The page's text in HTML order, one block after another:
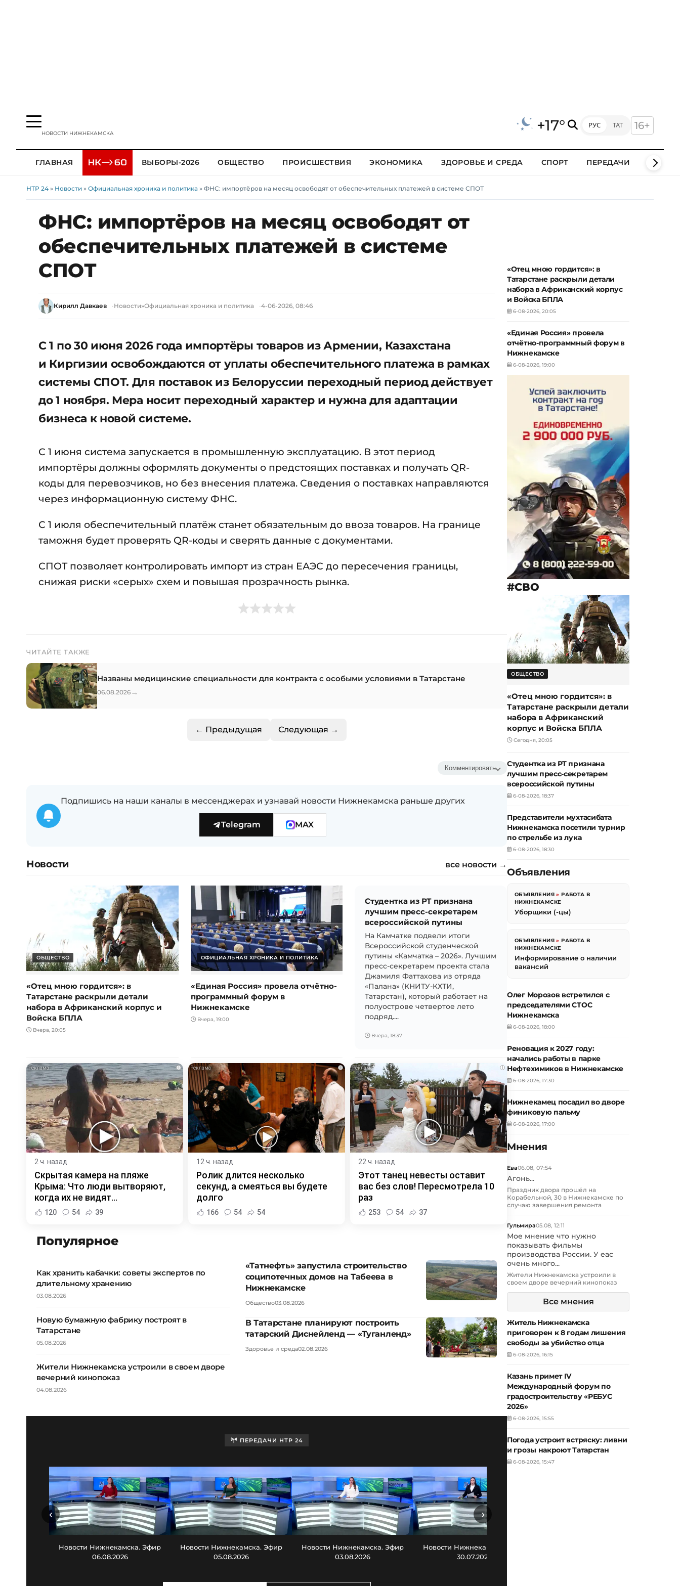
НОВОСТИ НИЖНЕКАМСКА +17° РУС ТАТ 16+
ГЛАВНАЯ ВЫБОРЫ-2026 ОБЩЕСТВО ПРОИСШЕСТВИЯ ЭКОНОМИКА ЗДОРОВЬЕ И СРЕДА СПОРТ ПЕРЕДАЧИ КЛИПЫ
НТР 24 » Новости » Официальная хроника и политика » ФНС: импортёров на месяц освободят от обеспечительных платежей в системе СПОТ
ФНС: импортёров на месяц освободят от
обеспечительных платежей в системе
СПОТ
Кирилл Давкаев Новости»Официальная хроника и политика 4-06-2026, 08:46
С 1 по 30 июня 2026 года импортёры товаров из Армении, Казахстана
и Киргизии освобождаются от уплаты обеспечительного платежа в рамках
системы СПОТ. Для поставок из Белоруссии переходный период действует
до 1 ноября. Мера носит переходный характер и нужна для адаптации
бизнеса к новой системе.
С 1 июня система запускается в промышленную эксплуатацию. В этот период
импортёры должны оформлять документы о предстоящих поставках и получать QR-
коды для перевозчиков, но без внесения платежа. Сведения о поставках направляются
через информационную систему ФНС.
С 1 июля обеспечительный платёж станет обязательным до ввоза товаров. На границе
таможня будет проверять QR-коды и сверять данные с документами.
СПОТ позволяет контролировать импорт из стран ЕАЭС до пересечения границы,
снижая риски «серых» схем и повышая прозрачность рынка.
ЧИТАЙТЕ ТАКЖЕ
Названы медицинские специальности для контракта с особыми условиями в Татарстане
06.08.2026 →
← Предыдущая Следующая →
Комментировать
Подпишись на наши каналы в мессенджерах и узнавай новости Нижнекамска раньше других
Telegram MAX
Новости все новости →
ОБЩЕСТВО
«Отец мною гордится»: в
Татарстане раскрыли детали
набора в Африканский корпус и
Войска БПЛА
Вчера, 20:05
ОФИЦИАЛЬНАЯ ХРОНИКА И ПОЛИТИКА
«Единая Россия» провела отчётно-
программный форум в
Нижнекамске
Вчера, 19:00
Студентка из РТ признана
лучшим пресс-секретарем
всероссийской путины
На Камчатке подвели итоги
Всероссийской студенческой
путины «Камчатка – 2026». Лучшим
пресс-секретарем проекта стала
Джамиля Фаттахова из отряда
«Палана» (КНИТУ-КХТИ,
Татарстан), который работает на
полуострове четвертое лето
подряд....
Вчера, 18:37
i
2 ч. назад
Скрытая камера на пляже
Крыма: Что люди вытворяют,
когда их не видят...
120 54 39
i
12 ч. назад
Ролик длится несколько
секунд, а смеяться вы будете
долго
166 54 54
i
22 ч. назад
Этот танец невесты оставит
вас без слов! Пересмотрела 10
раз
253 54 37
Популярное
Как хранить кабачки: советы экспертов по
длительному хранению
03.08.2026
Новую бумажную фабрику построят в
Татарстане
05.08.2026
Жители Нижнекамска устроили в своем дворе
вечерний кинопоказ
04.08.2026
«Татнефть» запустила строительство
соципотечных домов на Табеева в
Нижнекамске
Общество03.08.2026
В Татарстане планируют построить
татарский Диснейленд — «Туганленд»
Здоровье и среда02.08.2026
ПЕРЕДАЧИ НТР 24
Новости Нижнекамска. Эфир
06.08.2026
Новости Нижнекамска. Эфир
05.08.2026
Новости Нижнекамска. Эфир
03.08.2026
Новости Нижнекамска. Эфир
30.07.2026
‹ ›
«Отец мною гордится»: в
Татарстане раскрыли детали
набора в Африканский корпус
и Войска БПЛА
6-08-2026, 20:05
«Единая Россия» провела
отчётно-программный форум в
Нижнекамске
6-08-2026, 19:00
#СВО
ОБЩЕСТВО
«Отец мною гордится»: в
Татарстане раскрыли детали
набора в Африканский
корпус и Войска БПЛА
Сегодня, 20:05
Студентка из РТ признана
лучшим пресс-секретарем
всероссийской путины
6-08-2026, 18:37
Представители мухтасибата
Нижнекамска посетили турнир
по стрельбе из лука
6-08-2026, 18:30
Объявления
ОБЪЯВЛЕНИЯ »РАБОТА В
НИЖНЕКАМСКЕ
Уборщики (-цы)
ОБЪЯВЛЕНИЯ »РАБОТА В
НИЖНЕКАМСКЕ
Информирование о наличии
вакансий
Олег Морозов встретился с
председателями СТОС
Нижнекамска
6-08-2026, 18:00
Реновация к 2027 году:
начались работы в парке
Нефтехимиков в Нижнекамске
6-08-2026, 17:30
Нижнекамец посадил во дворе
финиковую пальму
6-08-2026, 17:00
Мнения
Ева06.08, 07:54
Агонь...
Праздник двора прошёл на
Корабельной, 30 в Нижнекамске по
случаю завершения ремонта
Гульмира05.08, 12:11
Мое мнение что нужно
показывать фильмы
производства России. У еас
очень много...
Жители Нижнекамска устроили в
своем дворе вечерний кинопоказ
Все мнения
Житель Нижнекамска
приговорен к 8 годам лишения
свободы за убийство отца
6-08-2026, 16:15
Казань примет IV
Международный форум по
градостроительству «РЕБУС
2026»
6-08-2026, 15:55
Погода устроит встряску: ливни
и грозы накроют Татарстан
6-08-2026, 15:47